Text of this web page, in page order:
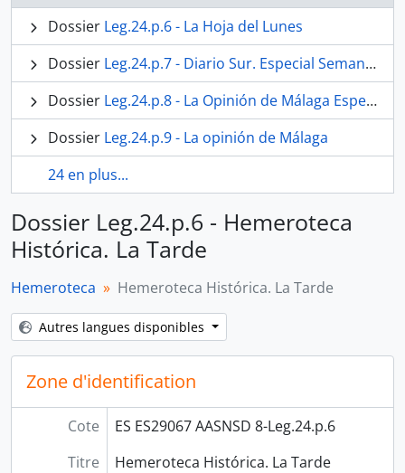
Dossier Leg.24.p.6 - La Hoja del Lunes
Dossier Leg.24.p.7 - Diario Sur. Especial Semana Santa
Dossier Leg.24.p.8 - La Opinión de Málaga Especial Semana Santa
Dossier Leg.24.p.9 - La opinión de Málaga
24 en plus...
Dossier Leg.24.p.6 - Hemeroteca
Histórica. La Tarde
Hemeroteca Hemeroteca Histórica. La Tarde
Autres langues disponibles
Zone d'identification
Cote
ES ES29067 AASNSD 8-Leg.24.p.6
Titre
Hemeroteca Histórica. La Tarde